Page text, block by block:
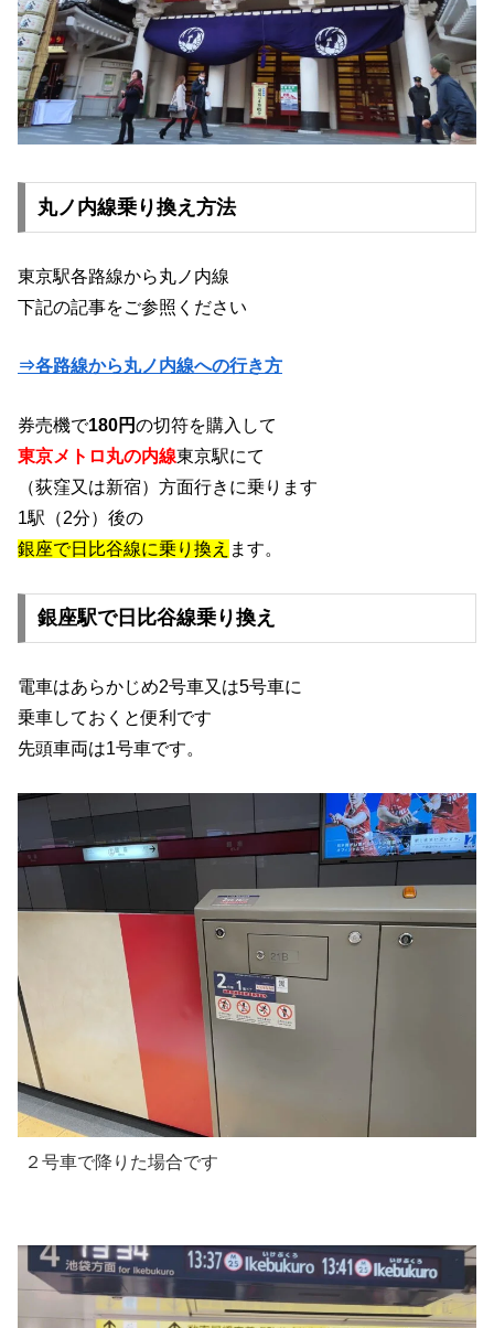
丸ノ内線乗り換え方法
東京駅各路線から丸ノ内線
下記の記事をご参照ください
⇒各路線から丸ノ内線への行き方
券売機で180円の切符を購入して
東京メトロ丸の内線東京駅にて
（荻窪又は新宿）方面行きに乗ります
1駅（2分）後の
銀座で日比谷線に乗り換え ます。
銀座駅で日比谷線乗り換え
電車はあらかじめ2号車又は5号車に
乗車しておくと便利です
先頭車両は1号車です。
２号車で降りた場合です